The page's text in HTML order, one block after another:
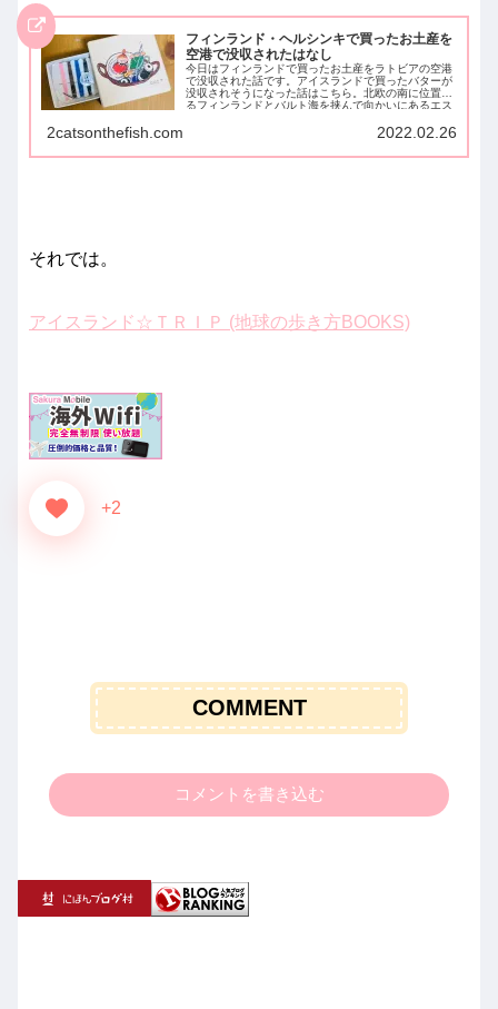
フィンランド・ヘルシンキで買ったお土産を
空港で没収されたはなし
今日はフィンランドで買ったお土産をラトビアの空港
で没収された話です。アイスランドで買ったバターが
没収されそうになった話はこちら。北欧の南に位置す
るフィンランドとバルト海を挟んで向かいにあるエス
2catsonthefish.com 2022.02.26
それでは。
アイスランド☆ＴＲＩＰ (地球の歩き方BOOKS)
+2
COMMENT
コメントを書き込む